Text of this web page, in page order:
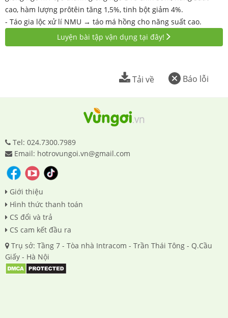
cao, hàm lượng prôtêin tăng 1,5%, tinh bột giảm 4%.
- Táo gia lộc xử lí NMU → táo má hồng cho năng suất cao.
Luyện bài tập vận dụng tại đây!
Báo lỗi
Tải về
Tel: 024.7300.7989
Email: hotrovungoi.vn@gmail.com
Giới thiệu
Hình thức thanh toán
CS đổi và trả
CS cam kết đầu ra
Trụ sở: Tầng 7 - Tòa nhà Intracom - Trần Thái Tông - Q.Cầu
Giấy - Hà Nội